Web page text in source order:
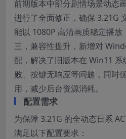
前期版本中部分剧情场景动态
进行了全面修正，确保 3.21G
能以 1080P 高清画质稳定播
三，兼容性提升，新增对
配，解决了旧版本在 Win11
败、按键无响应等问题，同时
用，减少后台资源消耗。
配置需求
为保障 3.21G 的全动态日系
满足以下配置要求：